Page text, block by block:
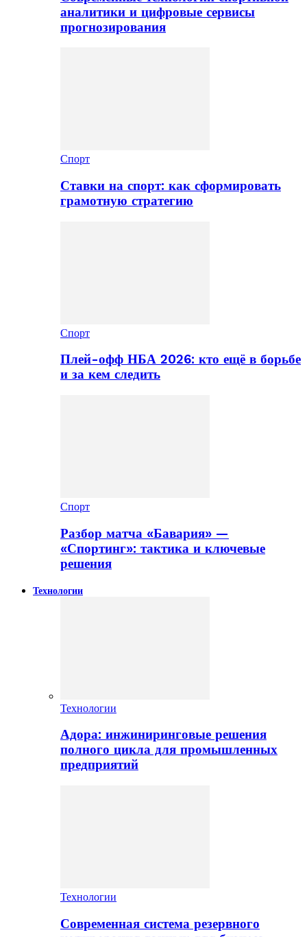
аналитики и цифровые сервисы
прогнозирования
Спорт
Ставки на спорт: как сформировать
грамотную стратегию
Спорт
Плей-офф НБА 2026: кто ещё в борьбе
и за кем следить
Спорт
Разбор матча «Бавария» —
«Спортинг»: тактика и ключевые
решения
Технологии
Технологии
Адора: инжиниринговые решения
полного цикла для промышленных
предприятий
Технологии
Современная система резервного